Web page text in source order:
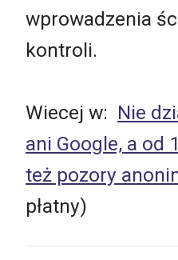
wprowadzenia
kontroli.
Wiecej w: Nie
ani Google, a od
też pozory
płatny)